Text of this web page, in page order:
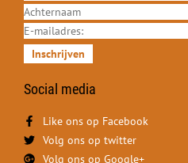
Inschrijven
Social media
Like ons op Facebook
Volg ons op twitter
Volg ons op Google+